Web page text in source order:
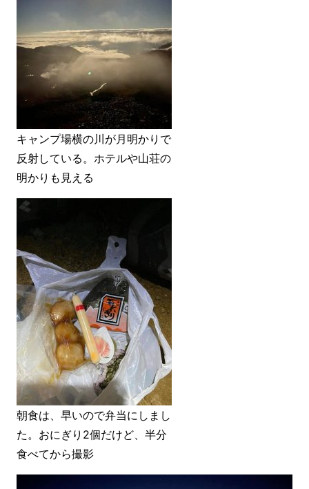
キャンプ場横の川が月明かりで
反射している。ホテルや山荘の
明かりも見える
朝食は、早いので弁当にしまし
た。おにぎり2個だけど、半分
食べてから撮影